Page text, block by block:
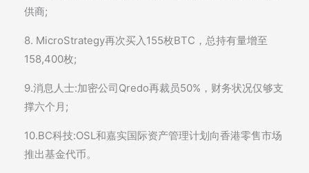
供商;
8. MicroStrategy再次买入155枚BTC，总持有量增至
158,400枚;
9.消息人士:加密公司Qredo再裁员50%，财务状况仅够支
撑六个月;
10.BC科技:OSL和嘉实国际资产管理计划向香港零售市场
推出基金代币。